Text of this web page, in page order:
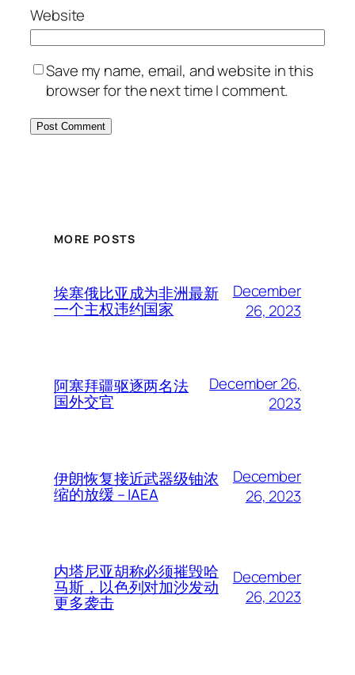
Website
Save my name, email, and website in this
browser for the next time I comment.
MORE POSTS
埃塞俄比亚成为非洲最新
一个主权违约国家
December
26, 2023
阿塞拜疆驱逐两名法
国外交官
December 26,
2023
伊朗恢复接近武器级铀浓
缩的放缓 – IAEA
December
26, 2023
内塔尼亚胡称必须摧毁哈
马斯，以色列对加沙发动
更多袭击
December
26, 2023